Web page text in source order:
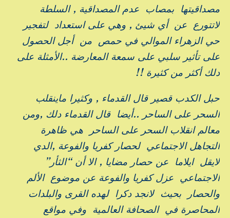
مصداقيتها بمصاب عدم المصداقية , السلطة
لاتتورع عن أي شيئ , وهي على استعداد لتفجير
حي الزهراء الموالي في حمص من أجل الحصول
على تأثير سلبي على سمعة المعارضة ..الأمثلة على
دلك أكثر من كثيرة !!
حبل الكدب قصير قال القدماء , وكثيرا ماينقلب
السحر على الساحر ..أيضا قال القدماء دلك ,ومن
معالم انقلاب السحر على الساحر هي ظاهرة
التجاهل الاجتماعي لحصار كفريا والفوعة ,الدي
لايقل ايلاما عن حصار مضايا , الا أن “الثأر”
الاجتماعي عزل كفريا والفوعة عن موضوع الألم
والحصار بحيث لانجد دكرا لهده القرى والبلدات
المحاصرة في الصحافة العالمية وفي مواقع